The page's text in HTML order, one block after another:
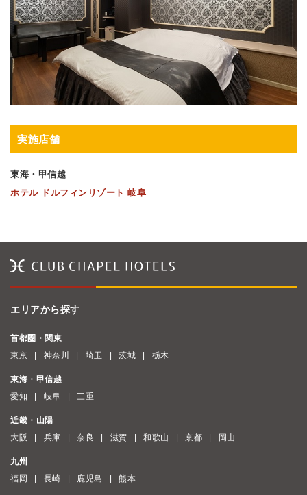
実施店舗
東海・甲信越
ホテル ドルフィンリゾート 岐阜
エリアから探す
首都圏・関東
東京
神奈川 埼玉 茨城 栃木
東海・甲信越
愛知
岐阜 三重
近畿・山陽
大阪
兵庫 奈良 滋賀 和歌山 京都 岡山
九州
福岡
長崎 鹿児島 熊本